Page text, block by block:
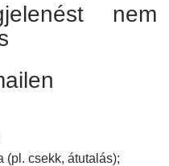
nem
(pl. csekk, átutalás);